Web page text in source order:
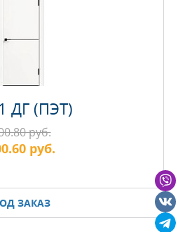
ДГ (ПЭТ)
ЗАКАЗ
руб.
руб.